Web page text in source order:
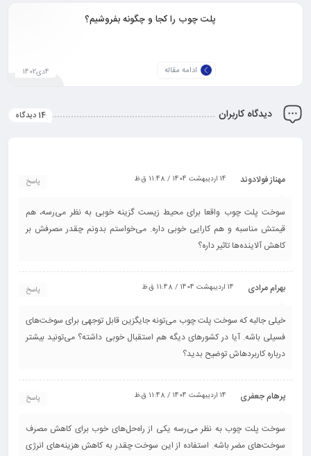
پلت چوب را کجا و چگونه بفروشیم؟
ادامه مقاله 4دی1402
دیدگاه کاربران 14 دیدگاه
مهناز فولادوند 14 اردیبهشت 1404 / 11:48 ق.ظ پاسخ
سوخت پلت چوب واقعا برای محیط زیست گزینه خوبی به نظر می‌رسه، هم
قیمتش مناسبه و هم کارایی خوبی داره. می‌خواستم بدونم چقدر مصرفش بر
کاهش آلاینده‌ها تاثیر داره؟
بهرام مرادی 14 اردیبهشت 1404 / 11:48 ق.ظ پاسخ
خیلی جالبه که سوخت پلت چوب می‌تونه جایگزین قابل توجهی برای سوخت‌های
فسیلی باشه. آیا در کشورهای دیگه هم استقبال خوبی داشته؟ می‌تونید بیشتر
درباره کاربردهاش توضیح بدید؟
پرهام جعفری 14 اردیبهشت 1404 / 11:48 ق.ظ پاسخ
سوخت پلت چوب به نظر می‌رسه یکی از راه‌حل‌های خوب برای کاهش مصرف
سوخت‌های مضر باشه. استفاده از این سوخت چقدر به کاهش هزینه‌های انرژی